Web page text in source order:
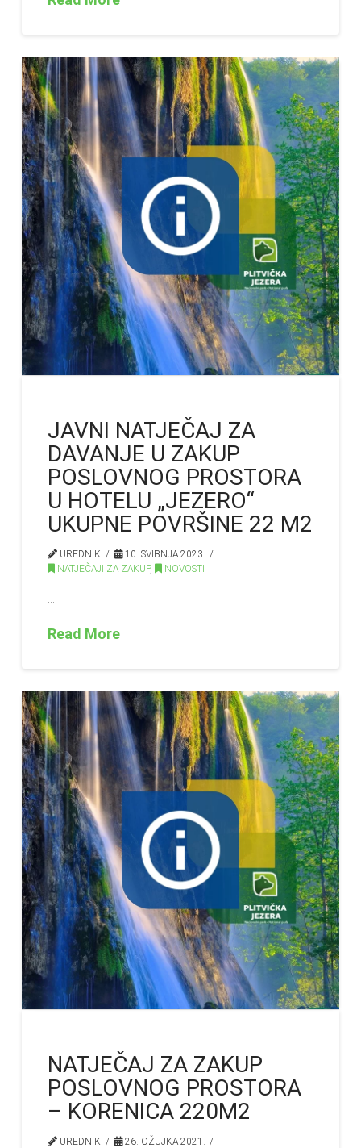
JAVNI NATJEČAJ ZA
DAVANJE U ZAKUP
POSLOVNOG PROSTORA
U HOTELU „JEZERO“
UKUPNE POVRŠINE 22 M2
UREDNIK
10. SVIBNJA 2023.
NATJEČAJI ZA ZAKUP, NOVOSTI
…
Read More
NATJEČAJ ZA ZAKUP
POSLOVNOG PROSTORA
– KORENICA 220M2
UREDNIK
26. OŽUJKA 2021.